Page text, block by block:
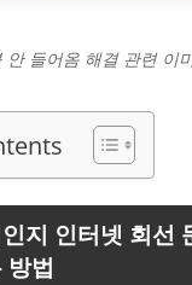
들어옴 해결 관련 이
지 인터넷 회선
방법